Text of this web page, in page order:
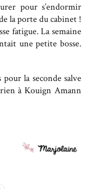
pour s’endormir
la porte du cabinet !
fatigue. La semaine
une petite bosse.
la seconde salve
à Kouign Amann